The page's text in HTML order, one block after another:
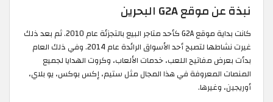
نبذة عن موقع G2A البحرين
كانت بداية موقع G2A كأحد متاجر البيع بالتجزئة عام 2010. ثم بعد ذلك
غيرت نشاطها لتصبح أحد الأسواق الرائدة عام 2014. وفي ذلك العام
بدأت بعرض مفاتيح اللعب، خدمات الألعاب، وكروت الهدايا لجميع
المنصات المعروفة في هذا المجال مثل ستيم، إكس بوكس، يو بلاي،
أوريجين، وغيرها.